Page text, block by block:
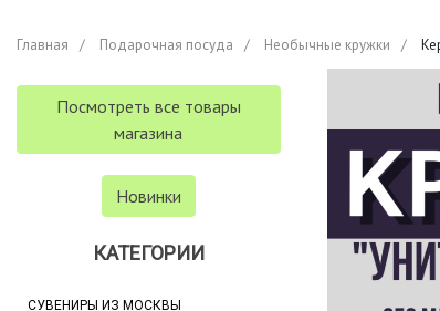
Главная Подарочная посуда Необычные кружки
Посмотреть все товары
магазина
Новинки
КАТЕГОРИИ
СУВЕНИРЫ ИЗ МОСКВЫ